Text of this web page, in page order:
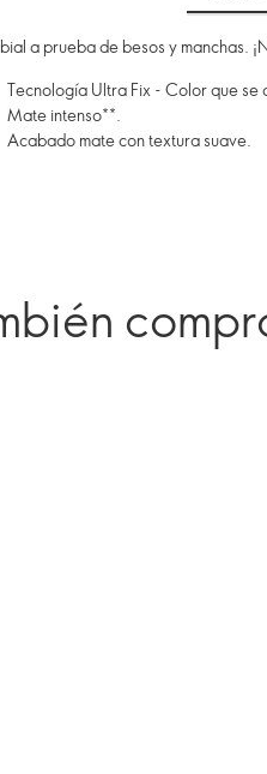
a prueba de besos y manchas.
Tecnología Ultra Fix - Color que se
Mate intenso**.
Acabado mate con textura suave.